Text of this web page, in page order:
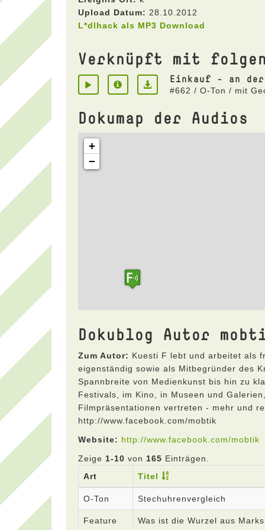
Upload Datum: 28.10.2012
L*dlhack als MP3 Download
Verknüpft mit
Einkauf - an der
#662 / O-Ton / mit
Dokumap der Audios
Dokublog Autor
Zum Autor: Kuesti F lebt und arbeitet als
eigenständig sowie als Mitbegründer des
Spannbreite von Medienkunst bis hin zu
Festivals, im Kino, in Museen und
Filmpräsentationen vertreten - mehr und
http://www.facebook.com/mobtik
Website: http://www.facebook.com/mobtik
Zeige 1-10 von 165 Einträgen.
Art
Titel
O-Ton Stechuhrenvergleich
Feature Was ist die Wurzel aus